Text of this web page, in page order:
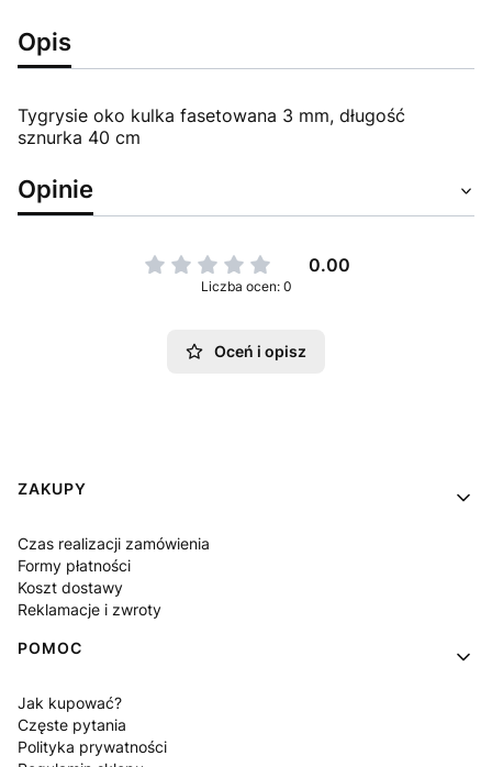
Opis
Tygrysie oko kulka fasetowana 3 mm, długość
sznurka 40 cm
Opinie
0.00
Liczba ocen: 0
Oceń i opisz
Linki w stopce
ZAKUPY
Czas realizacji zamówienia
Formy płatności
Koszt dostawy
Reklamacje i zwroty
POMOC
Jak kupować?
Częste pytania
Polityka prywatności